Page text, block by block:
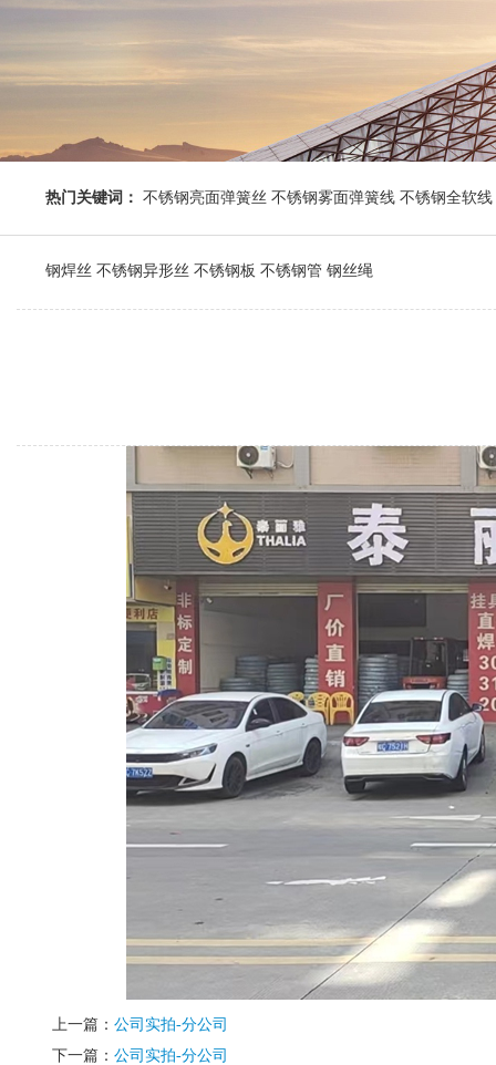
热门关键词： 不锈钢亮面弹簧丝 不锈钢雾面弹簧线 不锈钢全软
钢焊丝 不锈钢异形丝 不锈钢板 不锈钢管 钢丝绳
上一篇： 公司实拍-分公司
下一篇： 公司实拍-分公司